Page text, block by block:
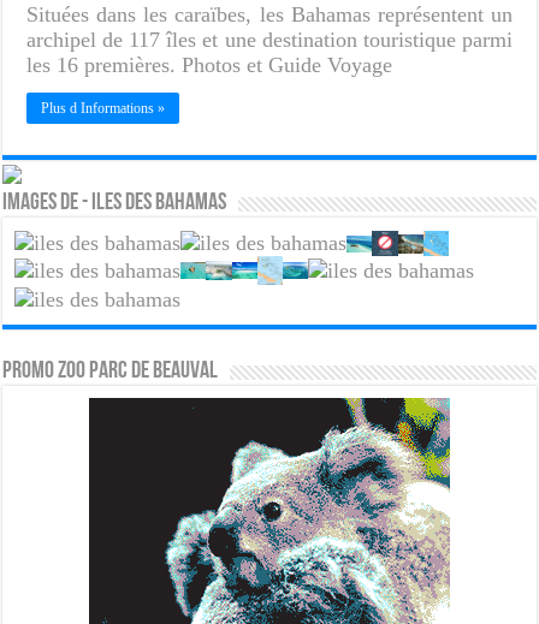
Situées dans les caraïbes, les Bahamas représentent un
archipel de 117 îles et une destination touristique parmi
les 16 premières. Photos et Guide Voyage
Plus d Informations »
Images de - Iles des bahamas
PROMO ZOO PARC DE BEAUVAL